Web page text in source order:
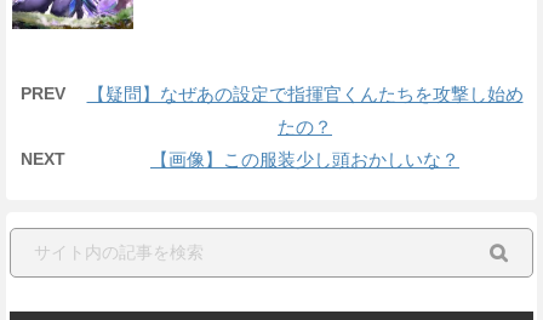
PREV
【疑問】なぜあの設定で指揮官くんたちを攻撃し始め
たの？
NEXT 【画像】この服装少し頭おかしいな？